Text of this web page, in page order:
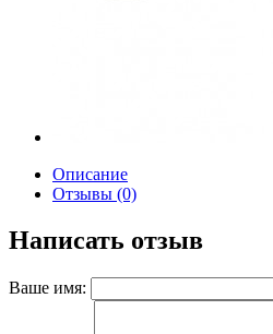
Описание
Отзывы (0)
Написать отзыв
Ваше имя: